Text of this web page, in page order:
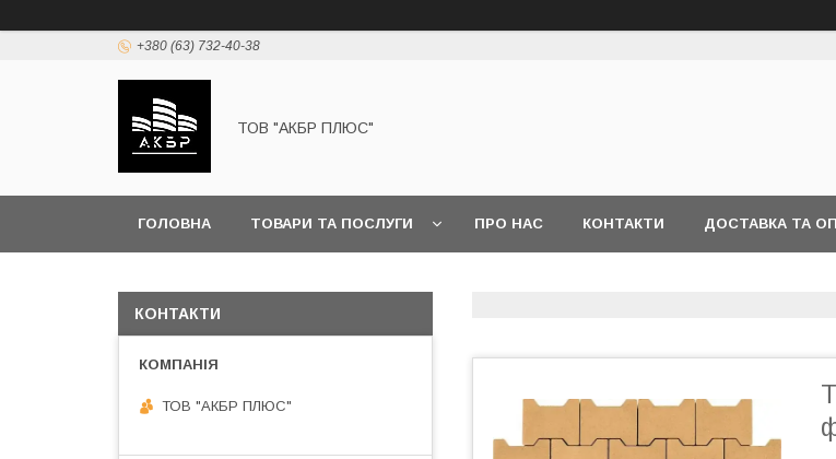
+380 (63) 732-40-38
ТОВ "АКБР ПЛЮС"
ГОЛОВНА ТОВАРИ ТА ПОСЛУГИ ПРО НАС КОНТАКТИ ДОСТАВКА ТА
КОНТАКТИ
ТОВ "АКБР ПЛЮС"